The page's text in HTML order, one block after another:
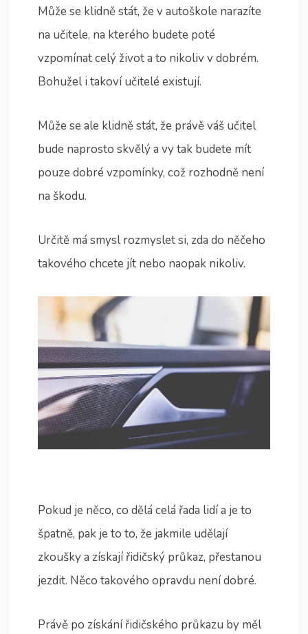
Může se klidně stát, že v autoškole narazíte
na učitele, na kterého budete poté
vzpomínat celý život a to nikoliv v dobrém.
Bohužel i takoví učitelé existují.
Může se ale klidně stát, že právě váš učitel
bude naprosto skvělý a vy tak budete mít
pouze dobré vzpomínky, což rozhodně není
na škodu.
Určitě má smysl rozmyslet si, zda do něčeho
takového chcete jít nebo naopak nikoliv.
Pokud je něco, co dělá celá řada lidí a je to
špatně, pak je to to, že jakmile udělají
zkoušky a získají řidičský průkaz, přestanou
jezdit. Něco takového opravdu není dobré.
Právě po získání řidičského průkazu by měl